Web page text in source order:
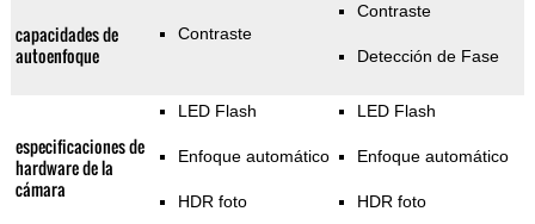
capacidades de
autoenfoque
Contraste
Contraste
Detección de Fase
especificaciones de
hardware de la
cámara
LED Flash
Enfoque automático
HDR foto
LED Flash
Enfoque automático
HDR foto